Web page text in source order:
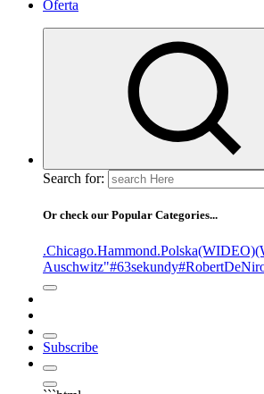
Oferta
Search for:
Or check our Popular Categories...
.Chicago.Hammond.Polska(WIDEO)
Auschwitz"#63sekundy
Subscribe